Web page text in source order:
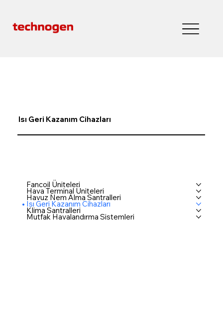
Isı Geri Kazanım Cihazları
Fancoil Üniteleri
Hava Terminal Üniteleri
Havuz Nem Alma Santralleri
Isı Geri Kazanım Cihazları
Klima Santralleri
Mutfak Havalandırma Sistemleri